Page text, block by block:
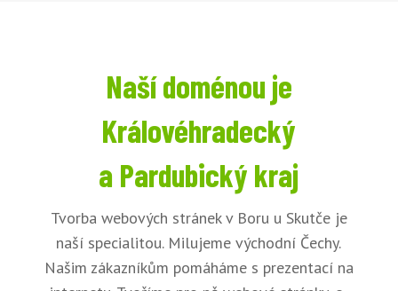
Naší doménou je
Královéhradecký
a Pardubický kraj
Tvorba webových stránek v Boru u Skutče je
naší specialitou. Milujeme východní Čechy.
Našim zákazníkům pomáháme s prezentací na